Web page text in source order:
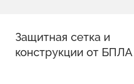
Защитная сетка и
конструкции от БПЛА